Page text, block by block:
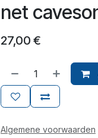
net
27,00 €
Algemene voorwaarden